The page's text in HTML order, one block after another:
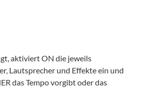
aktiviert ON die jeweils
Lautsprecher und Effekte ein und
das Tempo vorgibt oder das